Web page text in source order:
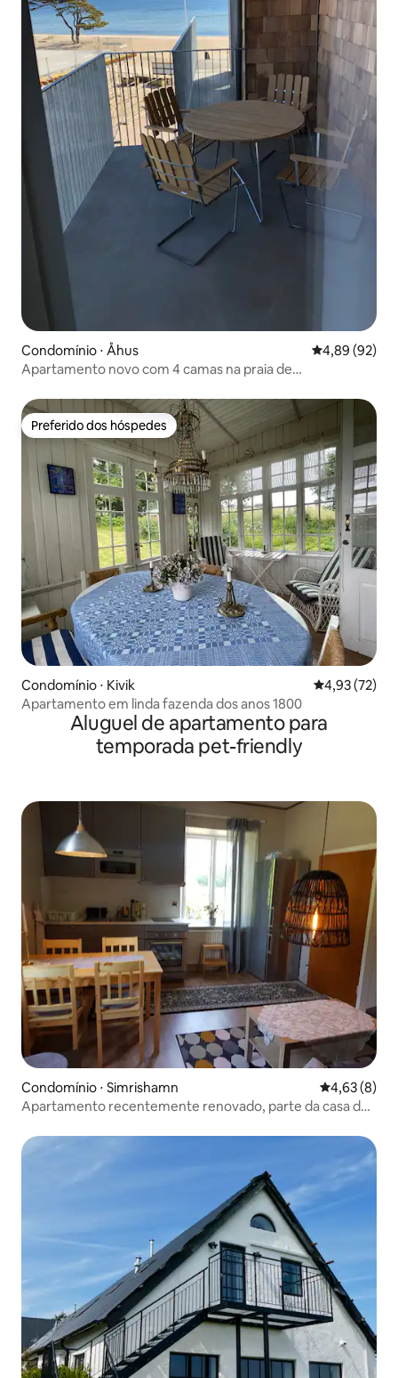
Condomínio ⋅ Åhus 4,89 de uma
4,89 (92)
Apartamento novo com 4 camas na praia de
Preferido dos hóspedes
Preferido dos hóspedes
Condomínio ⋅ Kivik 4,93 de uma
4,93 (72)
Apartamento em linda fazenda dos anos 1800
Aluguel de apartamento para
temporada pet-friendly
Condomínio ⋅ Simrishamn 4,63 de uma
4,63 (8)
Apartamento recentemente renovado, parte da casa de